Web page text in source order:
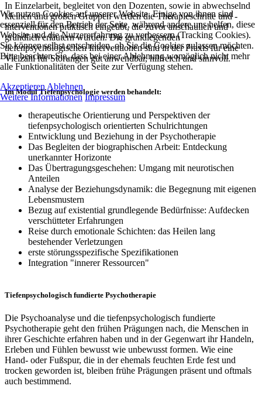
In Einzelarbeit, begleitet von den Dozenten, sowie in abwechselnd
kleinen und großen Gruppen werden die Therapieschritte und -
interventionen praktisch eingeübt, die zuvor anschaulich und
gründlich erläutern wurden. Die grundlegenden
tiefenpsychologischen Interventionen sind in der Praxis für eine
Vielzahl für Störungen gut anwendbar, hilfreich und sinnvoll.
Im Modul Tiefenpsychologie werden behandelt:
therapeutische Orientierung und Perspektiven der
tiefenpsychologisch orientierten Schulrichtungen
Entwicklung und Beziehung in der Psychotherapie
Das Begleiten der biographischen Arbeit: Entdeckung
unerkannter Horizonte
Das Übertragungsgeschehen: Umgang mit neurotischen
Anteilen
Analyse der Beziehungsdynamik: die Begegnung mit eigenen
Lebensmustern
Bezug auf existential grundlegende Bedürfnisse: Aufdecken
verschütteter Erfahrungen
Reise durch emotionale Schichten: das Heilen lang
bestehender Verletzungen
erste störungsspezifische Spezifikationen
Integration "innerer Ressourcen"
Tiefenpsychologisch fundierte Psychotherapie
Die Psychoanalyse und die tiefenpsychologisch fundierte
Psychotherapie geht den frühen Prägungen nach, die Menschen in
ihrer Geschichte erfahren haben und in der Gegenwart ihr Handeln,
Erleben und Fühlen bewusst wie unbewusst formen. Wie eine
Hand- oder Fußspur, die in der ehemals feuchten Erde fest und
trocken geworden ist, bleiben frühe Prägungen präsent und oftmals
auch bestimmend.
Wir nutzen Cookies auf unserer Website. Einige von ihnen sind
essenziell für den Betrieb der Seite, während andere uns helfen, diese
Website und die Nutzererfahrung zu verbessern (Tracking Cookies).
Sie können selbst entscheiden, ob Sie die Cookies zulassen möchten.
Bitte beachten Sie, dass bei einer Ablehnung womöglich nicht mehr
alle Funktionalitäten der Seite zur Verfügung stehen.
Akzeptieren Ablehnen
Weitere Informationen Impressum